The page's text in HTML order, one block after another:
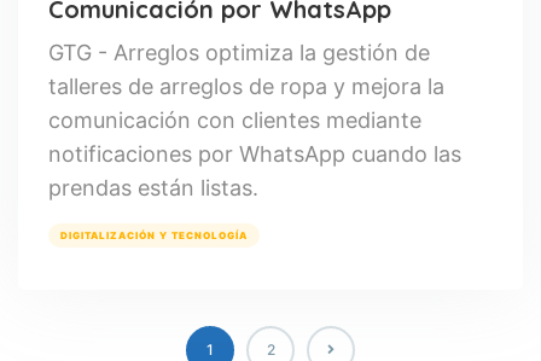
Comunicación por WhatsApp
GTG - Arreglos optimiza la gestión de
talleres de arreglos de ropa y mejora la
comunicación con clientes mediante
notificaciones por WhatsApp cuando las
prendas están listas.
DIGITALIZACIÓN Y TECNOLOGÍA
1 2